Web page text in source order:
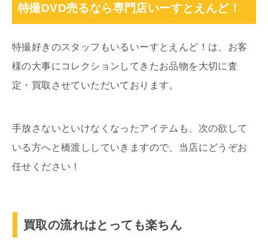
特撮DVD売るなら専門店いーすとえんど！
特撮好きのスタッフもいるいーすとえんど！は、お客
様の大事にコレクションしてきたお品物を大切に査
定・買取させていただいております。
手放さないといけなくなったアイテムも、次の欲して
いる方へと橋渡ししていきますので、当店にどうぞお
任せください！
買取の流れはとっても楽ちん